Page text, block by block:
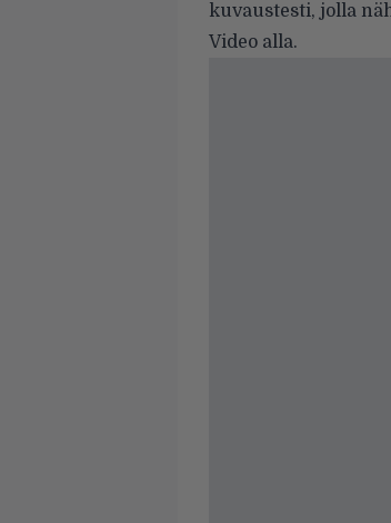
kuvaustesti, jolla
Video alla.